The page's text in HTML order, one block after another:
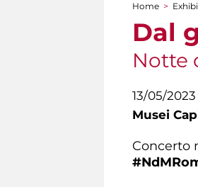
You are
Home >
Dal
Notte
13/05/2023
Musei
Concerto